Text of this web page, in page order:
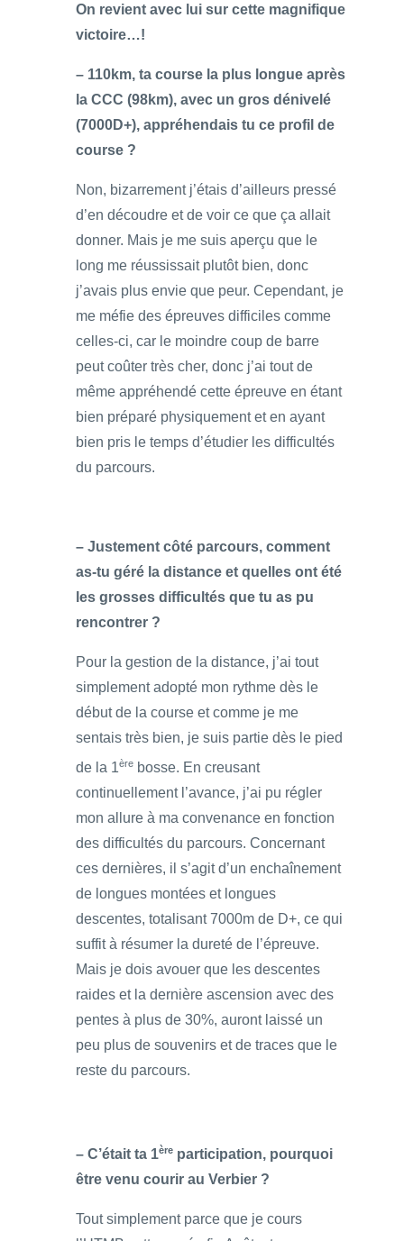
On revient avec lui sur cette magnifique
victoire…!
– 110km, ta course la plus longue après
la CCC (98km), avec un gros dénivelé
(7000D+), appréhendais tu ce profil de
course ?
Non, bizarrement j’étais d’ailleurs pressé
d’en découdre et de voir ce que ça allait
donner. Mais je me suis aperçu que le
long me réussissait plutôt bien, donc
j’avais plus envie que peur. Cependant, je
me méfie des épreuves difficiles comme
celles-ci, car le moindre coup de barre
peut coûter très cher, donc j’ai tout de
même appréhendé cette épreuve en étant
bien préparé physiquement et en ayant
bien pris le temps d’étudier les difficultés
du parcours.
– Justement côté parcours, comment
as-tu géré la distance et quelles ont été
les grosses difficultés que tu as pu
rencontrer ?
Pour la gestion de la distance, j’ai tout
simplement adopté mon rythme dès le
début de la course et comme je me
sentais très bien, je suis partie dès le pied
de la 1ère bosse. En creusant
continuellement l’avance, j’ai pu régler
mon allure à ma convenance en fonction
des difficultés du parcours. Concernant
ces dernières, il s’agit d’un enchaînement
de longues montées et longues
descentes, totalisant 7000m de D+, ce qui
suffit à résumer la dureté de l’épreuve.
Mais je dois avouer que les descentes
raides et la dernière ascension avec des
pentes à plus de 30%, auront laissé un
peu plus de souvenirs et de traces que le
reste du parcours.
– C’était ta 1ère participation, pourquoi
être venu courir au Verbier ?
Tout simplement parce que je cours